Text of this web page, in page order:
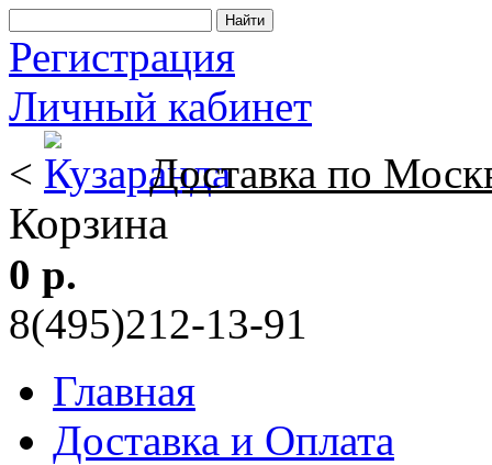
Регистрация
Личный кабинет
<
Доставка по
Корзина
0 р.
8(495)212-13-91
Главная
Доставка и Оплата